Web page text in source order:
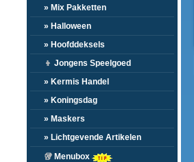
» Mix Pakketten
» Halloween
» Hoofddeksels
👦 Jongens Speelgoed
» Kermis Handel
» Koningsdag
» Maskers
» Lichtgevende Artikelen
🥡 Menubox